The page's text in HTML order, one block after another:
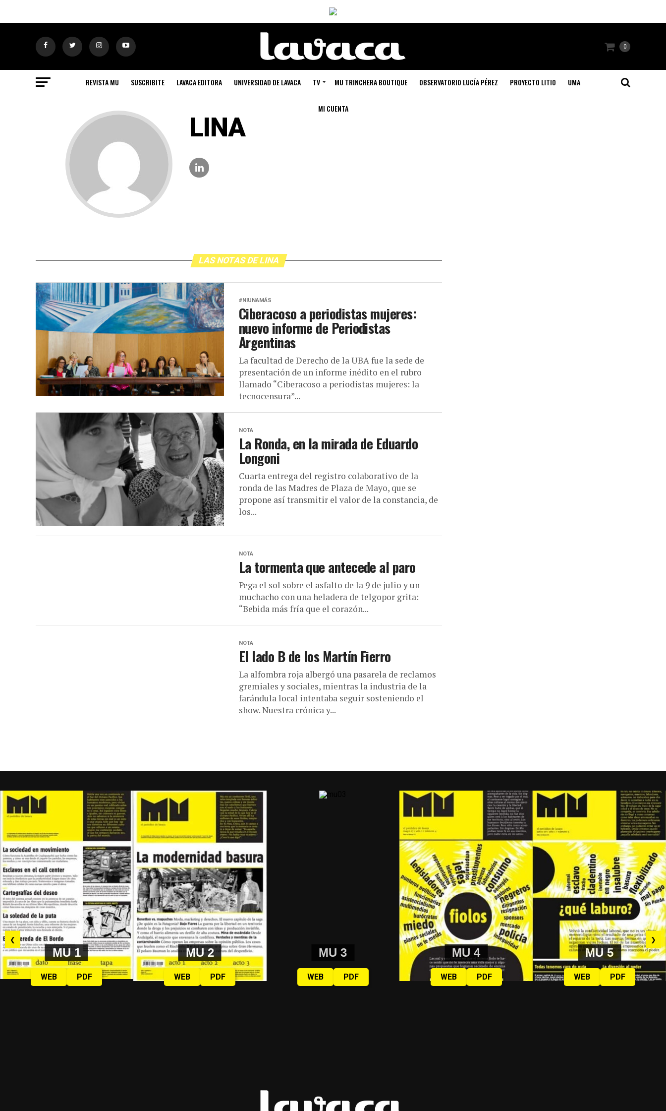
0
REVISTA MU SUSCRIBITE LAVACA EDITORA UNIVERSIDAD DE LAVACA TV MU TRINCHERA BOUTIQUE OBSERVATORIO LUCÍA PÉREZ PROYECTO LITIO UMA
MI CUENTA
LINA
LAS NOTAS DE LINA
#NIUNAMÁS
Ciberacoso a periodistas mujeres:
nuevo informe de Periodistas
Argentinas
La facultad de Derecho de la UBA fue la sede de
presentación de un informe inédito en el rubro
llamado “Ciberacoso a periodistas mujeres: la
tecnocensura”...
NOTA
La Ronda, en la mirada de Eduardo
Longoni
Cuarta entrega del registro colaborativo de la
ronda de las Madres de Plaza de Mayo, que se
propone así transmitir el valor de la constancia, de
los...
NOTA
La tormenta que antecede al paro
Pega el sol sobre el asfalto de la 9 de julio y un
muchacho con una heladera de telgopor grita:
“Bebida más fría que el corazón...
NOTA
El lado B de los Martín Fierro
La alfombra roja albergó una pasarela de reclamos
gremiales y sociales, mientras la industria de la
farándula local intentaba seguir sosteniendo el
show. Nuestra crónica y...
MU 1
WEB PDF
MU 2
WEB PDF
MU 3
WEB PDF
MU 4
WEB PDF
MU 5
WEB PDF
❮ ❯